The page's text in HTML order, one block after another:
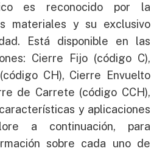
es reconocido por la
materiales y su exclusivo
Está disponible en las
Cierre Fijo (código C),
CH), Cierre Envuelto
de Carrete (código CCH),
y aplicaciones
a continuación, para
sobre cada uno de